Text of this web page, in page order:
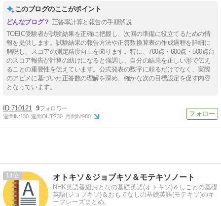
このブログのここがポイント
正答率計算と報告の手順解説
TOEIC受験者が試験結果を正確に把握し、次回の準備に役立てるための情
報を提供します。試験結果の報告方法や正答数換算表の作成過程を詳細に
解説し、スコアの測定精度向上を図ります。特に、700点・600点・500点台
のスコア報告が計算の助けになると強調し、自分の結果を正しい形で伝え
ることの重要性を伝えています。公式発表の数字に頼るだけでなく、実際
のアビメに基づいた正答数の理解を深め、確かな次の目標設定を促す内容
となっています。
710121 9
週間IN:130 週間OUT:730 月間IN:980
14 オトキソ＆ジョブキソ＆モテキソノート
NHK英語番組おとなの基礎英語(オトキソ)＆しごとの基礎
英語(ジョブキソ)＆おもてなしの基礎英語(モテキソ)のキ
ーフレーズまとめ。